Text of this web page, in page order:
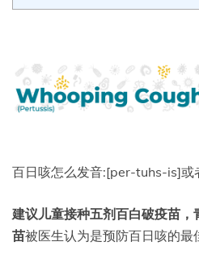
百日咳怎么发音:[per-tuhs-is]或
建议儿童接种五剂百白破疫苗
苗被医生认为是预防百日咳的最